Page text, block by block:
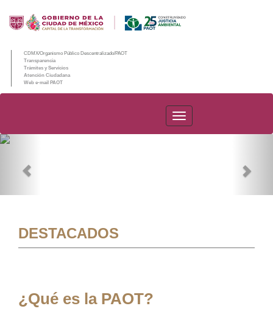
CDMX/Organismo Público Descentralizado/PAOT
Transparencia
Trámites y Servicios
Atención Ciudadana
Web e-mail PAOT
PAOT
DESTACADOS
¿Qué es la PAOT?